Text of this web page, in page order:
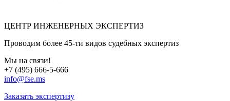
ЦЕНТР ИНЖЕНЕРНЫХ ЭКСПЕРТИЗ
Проводим более 45-ти видов судебных экспертиз
Мы на связи!
+7 (495) 666-5-666
info@fse.ms
Заказать экспертизу